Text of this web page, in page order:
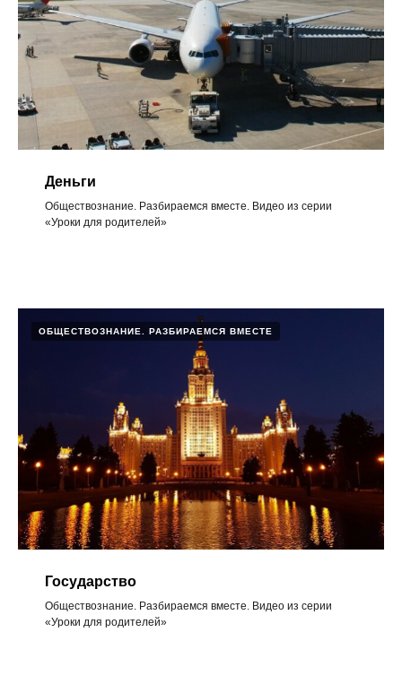
Деньги
Обществознание. Разбираемся вместе. Видео из серии
«Уроки для родителей»
ОБЩЕСТВОЗНАНИЕ. РАЗБИРАЕМСЯ ВМЕСТЕ
Государство
Обществознание. Разбираемся вместе. Видео из серии
«Уроки для родителей»